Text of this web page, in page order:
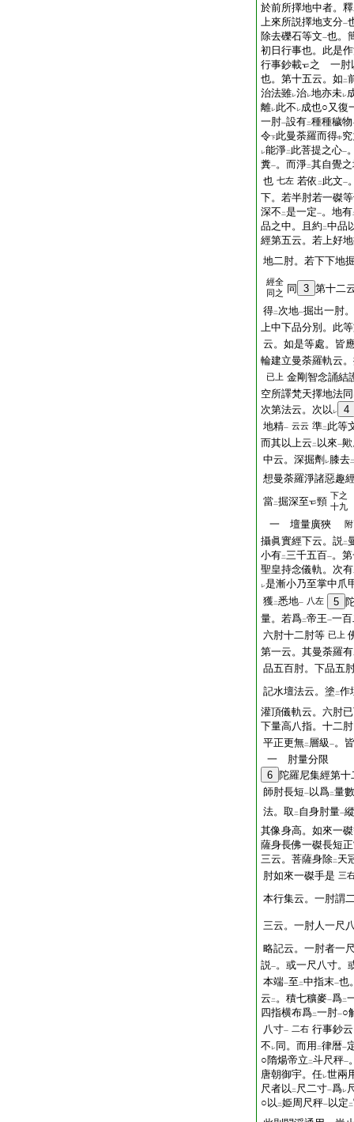
於前所擇地中者。釋
上來所説擇地支分一
除去礫石等文一也。
初日行事也。此是
行事鈔載
之 一肘
也。第十五云。如 二
治法雖レ治レ地亦未レ
離レ此不 レ成也○又復
一肘一設有二種種穢物
令下此曼荼羅而得中
レ能淨二 此菩提之心一
糞一。而淨二其自覺
也 七左 若依 二 此文一
下。若半肘若一磔
深不 二是一定一。地有
品之中。且約 二中品
經第五云。若上好
地二肘。若下下地
經全
同之
同 3 第十二
得二次地一掘出一肘
上中下品分別。此
云。如是等處。皆
輪建立曼荼羅軌云
已上 金剛智念誦結
空所譯梵天擇地法同
次第法云。次以 レ
4
地精一 云云 準二 此等
而其以上云 二 以來一
中云。深掘劑 レ膝去二
想曼荼羅淨諸惡趣
當二掘深至 頸 下之
十九
一 壇量廣狹
攝眞實經下云。説二
小有二三千五百一。
聖皇持念儀軌。次有
レ是漸小乃至掌中爪
獲二悉地一 八左 5
量。若爲二帝王一一
六肘十二肘等 已上
第一云。其曼荼羅有
品五百肘。下品五
記水壇法云。塗二作
灌頂儀軌云。六肘
下量高八指。十二
平正更無二 層級 一。
一 肘量分限
6 陀羅尼集經第
師肘長短一 以爲二量數
法。取 二 自身肘量一
其像身高。如來一
薩身長佛一磔長短
三云。菩薩身除二 天
肘如來一磔手是 三
本行集云。一肘謂
三云。一肘人一尺
略記云。一肘者一
説一。或一尺八寸。
本端一至 二中指末一也
云 二 。積七穬麥一爲二
四指横布爲二一肘一○
八寸一 二右 行事鈔
不 レ 同。而用 二律暦一
○隋煬帝立 二斗尺秤一
唐朝御宇。任レ世兩
尺者以 二 尺二寸一爲レ
○以 二姫周尺秤一 以定 二